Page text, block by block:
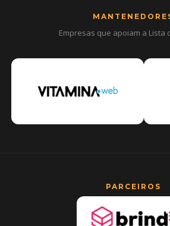
Empresas que apoiam a Lista
PARCEIROS